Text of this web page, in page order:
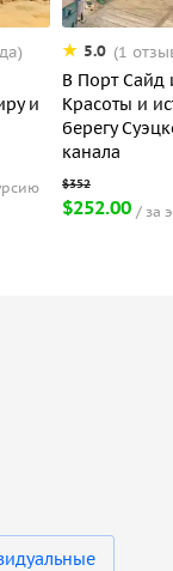
и
5.0 (1
В Порт Сайд
Красоты и
берегу
канала
$252.00 за